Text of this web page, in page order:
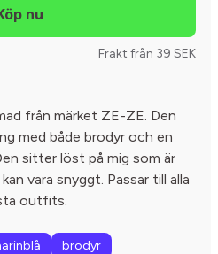
Frakt från 39 SEK
från märket ZE-ZE. Den
med både brodyr och en
sitter löst på mig som är
vara snyggt. Passar till alla
outfits.
brodyr